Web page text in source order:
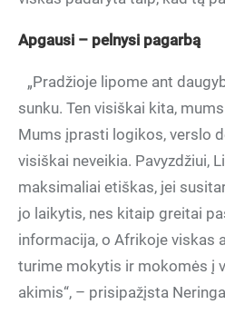
Apgausi – pelnysi pagarbą
„Pradžioje lipome ant
sunku. Ten visiškai kita,
Mums įprasti logikos, verslo
visiškai neveikia. Pavyzdžiui,
maksimaliai etiškas, jei
jo laikytis, nes kitaip greitai
informacija, o Afrikoje viskas
turime mokytis ir mokomės į
akimis“, – prisipažįsta